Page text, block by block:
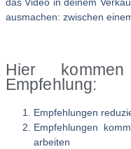
ausmachen: zwischen
Hier
Empfehlung:
Empfehlungen
Empfehlungen
arbeiten